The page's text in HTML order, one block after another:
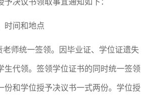
予决议书领取事宜通知如下：
时间和地点
老师统一签领。 因毕业证、学位证遗失
生代领。签领学位证书的同时统一签领
份和学位授予决议书一式两份。学位授